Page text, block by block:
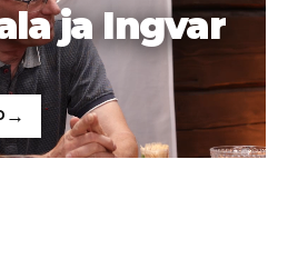
ja Ingvar